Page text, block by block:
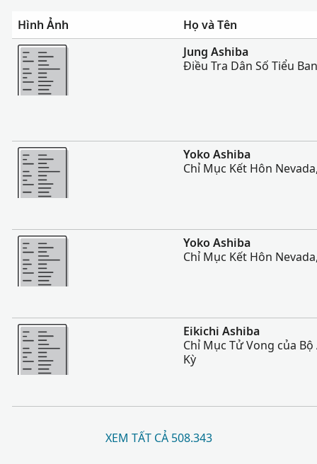
Hình Ảnh
Họ và Tên
Nhiều Hơn
Jung Ashiba
Điều Tra Dân Số Tiểu
Nhiều Hơn
Yoko Ashiba
Chỉ Mục Kết Hôn
Nhiều Hơn
Yoko Ashiba
Chỉ Mục Kết Hôn
Nhiều Hơn
Eikichi Ashiba
Chỉ Mục Tử Vong của
Kỳ
XEM TẤT CẢ 508.343